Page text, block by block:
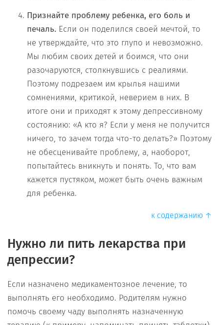
Признайте проблему ребенка, его боль и
печаль. Если он поделился своей мечтой, то
не утверждайте, что это глупо и невозможно.
Мы любим своих детей и боимся, что они
разочаруются, столкнувшись с реалиями.
Поэтому подрезаем им крылья нашими
сомнениями, критикой, неверием в них. В
итоге они и приходят к этому депрессивному
состоянию: «А кто я? Если у меня не получится
ничего, то зачем тогда что-то делать?» Поэтому
не обесценивайте проблему, а, наоборот,
попытайтесь вникнуть и понять. То, что вам
кажется пустяком, может быть очень важным
для ребенка.
к содержанию ↑
Нужно ли пить лекарства при
депрессии?
Если назначено медикаментозное лечение, то
выполнять его необходимо. Родителям нужно
помочь своему чаду выполнять назначенную